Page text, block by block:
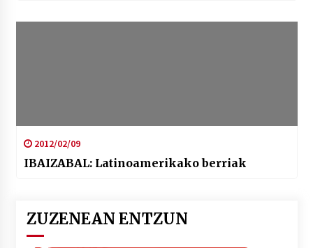
2012/02/09
IBAIZABAL: Latinoamerikako berriak
ZUZENEAN ENTZUN